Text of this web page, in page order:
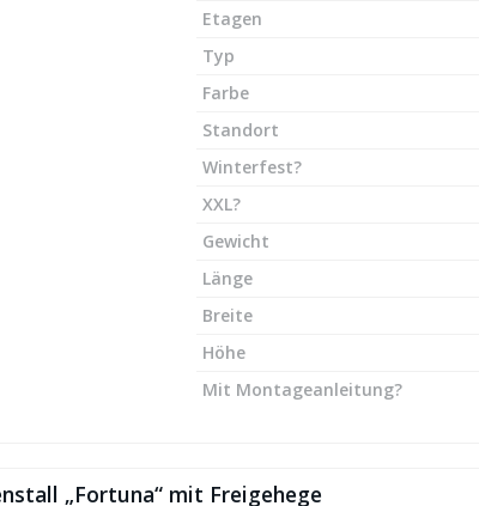
Etagen
Typ
Farbe
Standort
Winterfest?
XXL?
Gewicht
Länge
Breite
Höhe
Mit Montageanleitung?
„Fortuna“ mit Freigehege